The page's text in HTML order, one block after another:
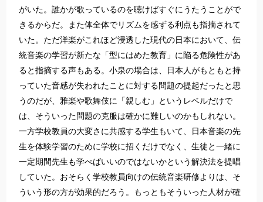
がいた。誰かが歌っているのを聴けばすぐにうたうことがで
きるからだ。また体全体でリズムを感ずる利点も指摘されて
いた。ただ洋楽がこれほど浸透した現代の日本において、伝
統音楽の学習が新たな「型にはめた教育」に陥る危険性があ
ると指摘する声もある。小泉の場合は、日本人がもともと持
っていた音感が失われたことに対する問題の提起だったと思
うのだが、雅楽や歌舞伎に「親しむ」というレベルだけで
は、そういった問題の克服は確かに難しいのかもしれない。
一方学校教員の大変さに共感する学生もいて、日本音楽の先
生を体験学習のために学校に招くだけでなく、生徒と一緒に
一定期間先生も学べばいいのではないかという解決法を提唱
していた。おそらく学校教員向けの伝統音楽研修よりは、そ
ういう形の方が効果的だろう。もっともそういった人材が確